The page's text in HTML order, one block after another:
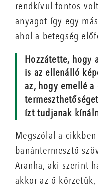
rendkívül fontos
anyagot így egy
ahol a betegség
Hozzátette, hogy
is az ellenálló
az, hogy emellé
ízt tudjanak
Megszólal a
banántermesztő
Aranha, aki szerint
akkor az ő